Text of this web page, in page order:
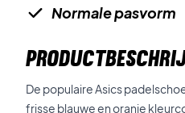
Normale pasvorm
De populaire Asics
frisse blauwe en oranje